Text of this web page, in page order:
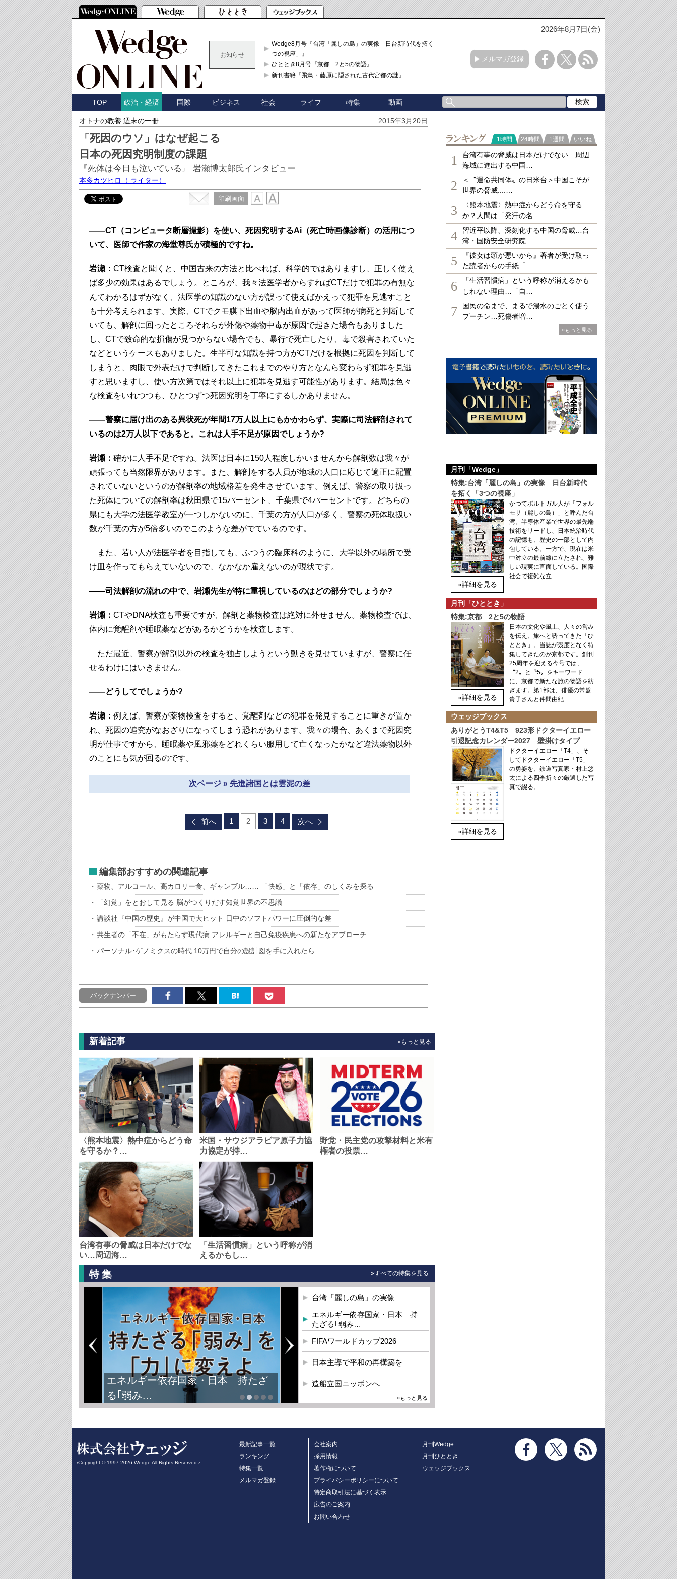
2026年8月7日(金)
お知らせ
Wedge8月号『台湾「麗しの島」の実像 日台新時代を拓く「3
つの視座」』
ひととき8月号『京都 2と5の物語』
新刊書籍『飛鳥・藤原に隠された古代宮都の謎』
メルマガ登録
TOP 政治・経済 国際 ビジネス 社会 ライフ 特集 動画
オトナの教養 週末の一冊 2015年3月20日
「死因のウソ」はなぜ起こる
日本の死因究明制度の課題
『死体は今日も泣いている』 岩瀬博太郎氏インタビュー
本多カツヒロ （ ライター）
印刷画面
――CT（コンピュータ断層撮影）を使い、死因究明するAi（死亡時画像診断）の活用につ
いて、医師で作家の海堂尊氏が積極的ですね。
岩瀬： CT検査と聞くと、中国古来の方法と比べれば、科学的ではありますし、正しく使え
ば多少の効果はあるでしょう。ところが、我々法医学者からすればCTだけで犯罪の有無な
んてわかるはずがなく、法医学の知識のない方が誤って使えばかえって犯罪を見逃すこと
も十分考えられます。実際、CTでクモ膜下出血や脳内出血があって医師が病死と判断して
いても、解剖に回ったところそれらが外傷や薬物中毒が原因で起きた場合もありました
し、CTで致命的な損傷が見つからない場合でも、暴行で死亡したり、毒で殺害されていた
などというケースもありました。生半可な知識を持つ方がCTだけを根拠に死因を判断して
しまうと、肉眼で外表だけで判断してきたこれまでのやり方となんら変わらず犯罪を見逃
すと思いますし、使い方次第ではそれ以上に犯罪を見逃す可能性があります。結局は色々
な検査をいれつつも、ひとつずつ死因究明を丁寧にするしかありません。
――警察に届け出のある異状死が年間17万人以上にもかかわらず、実際に司法解剖されて
いるのは2万人以下であると。これは人手不足が原因でしょうか?
岩瀬： 確かに人手不足ですね。法医は日本に150人程度しかいませんから解剖数は我々が
頑張っても当然限界があります。また、解剖をする人員が地域の人口に応じて適正に配置
されていないというのが解剖率の地域格差を発生させています。例えば、警察の取り扱っ
た死体についての解剖率は秋田県で15パーセント、千葉県で4パーセントです。どちらの
県にも大学の法医学教室が一つしかないのに、千葉の方が人口が多く、警察の死体取扱い
数が千葉の方が5倍多いのでこのような差がでているのです。
また、若い人が法医学者を目指しても、ふつうの臨床科のように、大学以外の場所で受
け皿を作ってもらえていないので、なかなか雇えないのが現状です。
――司法解剖の流れの中で、岩瀬先生が特に重視しているのはどの部分でしょうか?
岩瀬： CTやDNA検査も重要ですが、解剖と薬物検査は絶対に外せません。薬物検査では、
体内に覚醒剤や睡眠薬などがあるかどうかを検査します。
ただ最近、警察が解剖以外の検査を独占しようという動きを見せていますが、警察に任
せるわけにはいきません。
――どうしてでしょうか?
岩瀬： 例えば、警察が薬物検査をすると、覚醒剤などの犯罪を発見することに重きが置か
れ、死因の追究がなおざりになってしまう恐れがあります。我々の場合、あくまで死因究
明が仕事ですから、睡眠薬や風邪薬をどれくらい服用して亡くなったかなど違法薬物以外
のことにも気が回るのです。
次ページ » 先進諸国とは雲泥の差
前へ 1 2 3 4 次へ
編集部おすすめの関連記事
薬物、アルコール、高カロリー食、ギャンブル…… 「快感」と「依存」のしくみを探る
「幻覚」をとおして見る 脳がつくりだす知覚世界の不思議
講談社『中国の歴史』が中国で大ヒット 日中のソフトパワーに圧倒的な差
共生者の「不在」がもたらす現代病 アレルギーと自己免疫疾患への新たなアプローチ
パーソナル･ゲノミクスの時代 10万円で自分の設計図を手に入れたら
バックナンバー
新着記事 »もっと見る
〈熊本地震〉熱中症からどう命
を守るか？…
米国・サウジアラビア原子力協
力協定が持…
野党・民主党の攻撃材料と米有
権者の投票…
台湾有事の脅威は日本だけでな
い…周辺海…
「生活習慣病」という呼称が消
えるかもし…
特集 »すべての特集を見る
エネルギー依存国家・日本 持たざ
る｢弱み…
台湾「麗しの島」の実像
エネルギー依存国家・日本 持
たざる｢弱み…
FIFAワールドカップ2026
日本主導で平和の再構築を
造船立国ニッポンへ
»もっと見る
ランキング
1時間 24時間 1週間 いいね
1
台湾有事の脅威は日本だけでない…周辺
海域に進出する中国…
2
＜〝運命共同体〟の日米台＞中国こそが
世界の脅威....…
3
〈熊本地震〉熱中症からどう命を守る
か？人間は「発汗の名…
4
習近平以降、深刻化する中国の脅威…台
湾・国防安全研究院…
5
『彼女は頭が悪いから』著者が受け取っ
た読者からの手紙「…
6
「生活習慣病」という呼称が消えるかも
しれない理由…「自…
7
国民の命まで、まるで湯水のごとく使う
プーチン…死傷者増…
»もっと見る
月刊「Wedge」
特集:台湾「麗しの島」の実像 日台新時代
を拓く「3つの視座」
»詳細を見る
かつてポルトガル人が「フォル
モサ（麗しの島）」と呼んだ台
湾。半導体産業で世界の最先端
技術をリードし、日本統治時代
の記憶も、歴史の一部として内
包している。一方で、現在は米
中対立の最前線に立たされ、難
しい現実に直面している。国際
社会で複雑な立…
月刊「ひととき」
特集:京都 2と5の物語
»詳細を見る
日本の文化や風土、人々の営み
を伝え、旅へと誘ってきた「ひ
ととき」。当誌が幾度となく特
集してきたのが京都です。創刊
25周年を迎える今号では、
〝2〟と〝5〟をキーワード
に、京都で新たな旅の物語を紡
ぎます。第1部は、俳優の常盤
貴子さんと仲間由紀…
ウェッジブックス
ありがとうT4&T5 923形ドクターイエロー
引退記念カレンダー2027 壁掛けタイプ
»詳細を見る
ドクターイエロー「T4」、そ
してドクターイエロー「T5」
の勇姿を、鉄道写真家・村上悠
太による四季折々の厳選した写
真で綴る。
‹Copyright © 1997-2026 Wedge All Rights Reserved.›
最新記事一覧
ランキング
特集一覧
メルマガ登録
会社案内
採用情報
著作権について
プライバシーポリシーについて
特定商取引法に基づく表示
広告のご案内
お問い合わせ
月刊Wedge
月刊ひととき
ウェッジブックス